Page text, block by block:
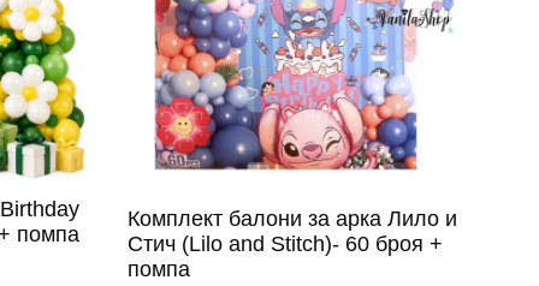
помпа
Комплект балони за арка Лило и
Стич (Lilo and Stitch)- 60 броя +
помпа